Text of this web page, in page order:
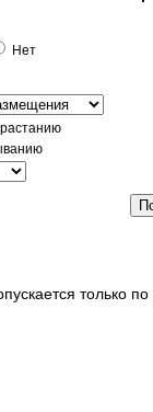
Нет
только